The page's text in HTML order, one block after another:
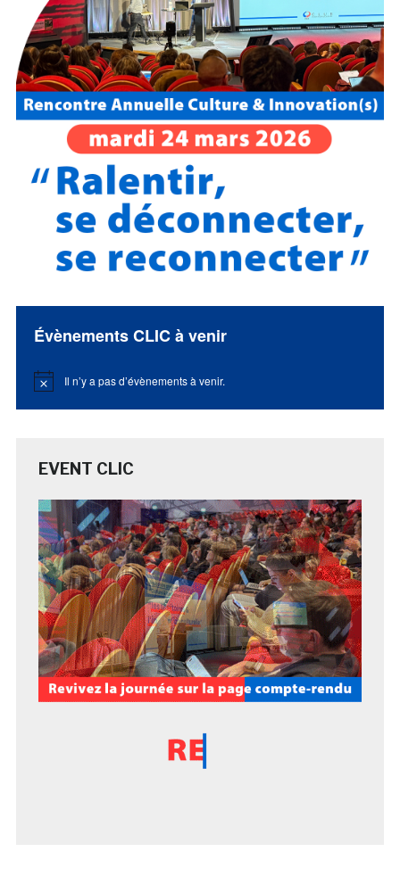
Évènements CLIC à venir
Notice Il n’y a pas d’évènements à venir.
EVENT CLIC